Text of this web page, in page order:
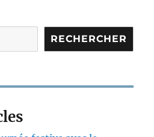
RECHERCHER